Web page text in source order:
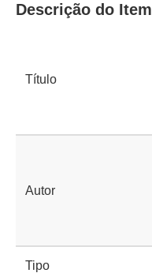
Descrição do Item
Título
Autor
Tipo